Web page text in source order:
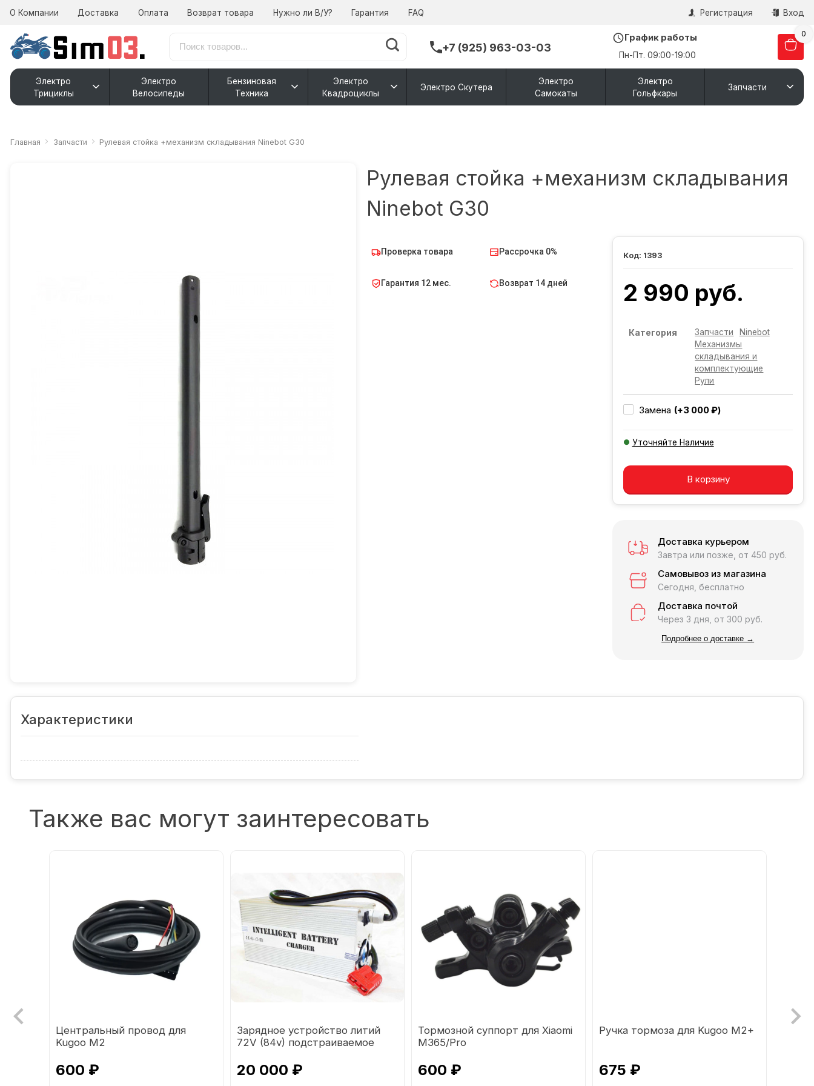
О Компании Доставка Оплата Возврат товара Нужно ли В/У? Гарантия FAQ Регистрация Вход
+7 (925) 963-03-03
График работы
Пн-Пт. 09:00-19:00
0
Электро
Трициклы
Электро
Велосипеды
Бензиновая
Техника
Электро
Квадроциклы
Электро Скутера
Электро
Самокаты
Электро
Гольфкары
Запчасти
Главная Запчасти Рулевая стойка +механизм складывания Ninebot G30
Рулевая стойка +механизм складывания
Ninebot G30
Проверка товара Рассрочка 0%
Гарантия 12 мес. Возврат 14 дней
1393
2 990 руб.
Категория Запчасти
Ninebot
Механизмы
складывания и
комплектующие
Рули
Замена (+3 000 ₽)
Уточняйте Наличие
Добавляется...
В корзину
Добавлен
Доставка курьером
Завтра или позже, от 450 руб.
Самовывоз из магазина
Сегодня, бесплатно
Доставка почтой
Через 3 дня, от 300 руб.
Подробнее о доставке →
Характеристики
Также вас могут заинтересовать
Центральный провод для
Kugoo М2
600 ₽
Зарядное устройство литий
72V (84v) подстраиваемое
20 000 ₽
Тормозной суппорт для Хiaomi
М365/Pro
600 ₽
Ручка тормоза для Kugoo М2+
675 ₽